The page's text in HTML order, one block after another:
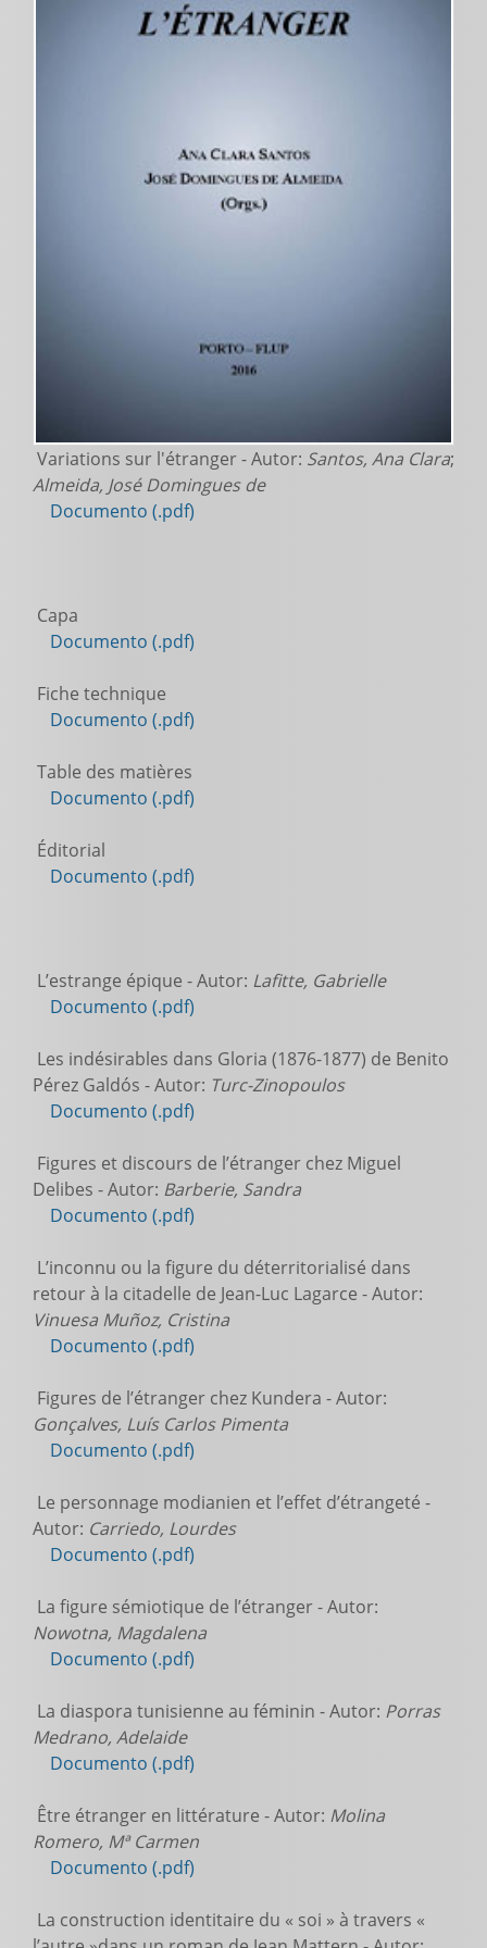
Variations sur l'étranger - Autor: Santos, Ana Clara;
Almeida, José Domingues de
Documento (.pdf)
Capa
Documento (.pdf)
Fiche technique
Documento (.pdf)
Table des matières
Documento (.pdf)
Éditorial
Documento (.pdf)
L’estrange épique - Autor: Lafitte, Gabrielle
Documento (.pdf)
Les indésirables dans Gloria (1876-1877) de Benito
Pérez Galdós - Autor: Turc-Zinopoulos
Documento (.pdf)
Figures et discours de l’étranger chez Miguel
Delibes - Autor: Barberie, Sandra
Documento (.pdf)
L’inconnu ou la figure du déterritorialisé dans
retour à la citadelle de Jean-Luc Lagarce - Autor:
Vinuesa Muñoz, Cristina
Documento (.pdf)
Figures de l’étranger chez Kundera - Autor:
Gonçalves, Luís Carlos Pimenta
Documento (.pdf)
Le personnage modianien et l’effet d’étrangeté -
Autor: Carriedo, Lourdes
Documento (.pdf)
La figure sémiotique de l’étranger - Autor:
Nowotna, Magdalena
Documento (.pdf)
La diaspora tunisienne au féminin - Autor: Porras
Medrano, Adelaide
Documento (.pdf)
Être étranger en littérature - Autor: Molina
Romero, Mª Carmen
Documento (.pdf)
La construction identitaire du « soi » à travers «